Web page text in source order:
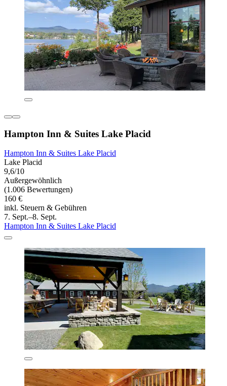
Hampton Inn & Suites Lake Placid
Hampton Inn & Suites Lake Placid
Lake Placid
9,6/10
Außergewöhnlich
(1.006 Bewertungen)
160 €
inkl. Steuern & Gebühren
7. Sept.–8. Sept.
Hampton Inn & Suites Lake Placid